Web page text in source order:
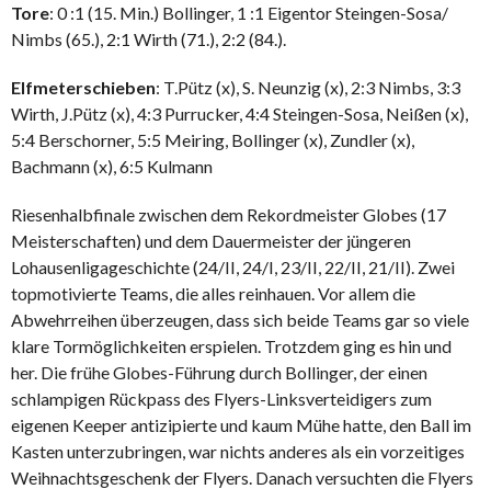
Tore: 0 :1 (15. Min.) Bollinger, 1 :1 Eigentor Steingen-Sosa/
Nimbs (65.), 2:1 Wirth (71.), 2:2 (84.).
Elfmeterschieben: T.Pütz (x), S. Neunzig (x), 2:3 Nimbs, 3:3
Wirth, J.Pütz (x), 4:3 Purrucker, 4:4 Steingen-Sosa, Neißen (x),
5:4 Berschorner, 5:5 Meiring, Bollinger (x), Zundler (x),
Bachmann (x), 6:5 Kulmann
Riesenhalbfinale zwischen dem Rekordmeister Globes (17
Meisterschaften) und dem Dauermeister der jüngeren
Lohausenligageschichte (24/II, 24/I, 23/II, 22/II, 21/II). Zwei
topmotivierte Teams, die alles reinhauen. Vor allem die
Abwehrreihen überzeugen, dass sich beide Teams gar so viele
klare Tormöglichkeiten erspielen. Trotzdem ging es hin und
her. Die frühe Globes-Führung durch Bollinger, der einen
schlampigen Rückpass des Flyers-Linksverteidigers zum
eigenen Keeper antizipierte und kaum Mühe hatte, den Ball im
Kasten unterzubringen, war nichts anderes als ein vorzeitiges
Weihnachtsgeschenk der Flyers. Danach versuchten die Flyers